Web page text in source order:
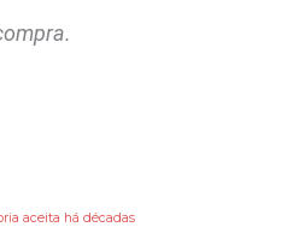
aceita há décadas